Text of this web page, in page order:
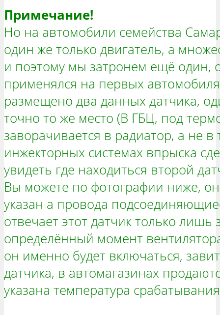
Примечание!
Но на автомобили семейства
один же только двигатель, а
и поэтому мы затронем ещё один,
применялся на первых
размещено два данных датчика,
точно то же место (В ГБЦ, под
заворачивается в радиатор, а не в
инжекторных системах впрыска
увидеть где находиться второй
Вы можете по фотографии ниже,
указан а провода
отвечает этот датчик только
определённый момент
он именно будет включаться,
датчика, в автомагазинах
указана температура